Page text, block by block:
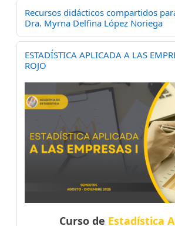
Recursos didácticos compartidos
Dra. Myrna Delfina López Noriega
ESTADÍSTICA APLICADA A LAS
ROJO
Curso de Estadística